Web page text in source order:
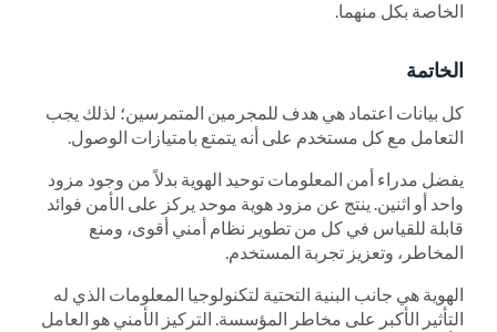
الخاصة بكل منهما.
الخاتمة
كل بيانات اعتماد هي هدف للمجرمين المتمرسين؛ لذلك يجب
التعامل مع كل مستخدم على أنه يتمتع بامتيازات الوصول.
يفضل مدراء أمن المعلومات توحيد الهوية بدلاً من وجود مزود
واحد أو اثنين. ينتج عن مزود هوية موحد يركز على الأمن فوائد
قابلة للقياس في كل من تطوير نظام أمني أقوى، ومنع
المخاطر، وتعزيز تجربة المستخدم.
الهوية هي جانب البنية التحتية لتكنولوجيا المعلومات الذي له
التأثير الأكبر على مخاطر المؤسسة. التركيز الأمني هو العامل